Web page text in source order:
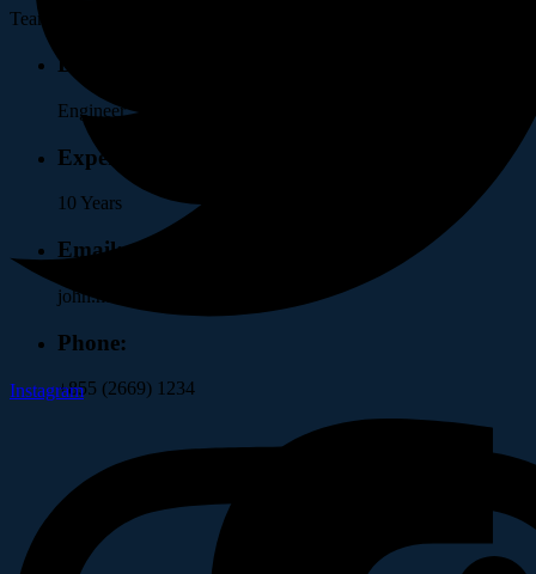
Instagram
Team Manager
Department:
Engineer
Experience:
10 Years
Email:
john.maxwell@gmail.com
Phone:
+855 (2669) 1234